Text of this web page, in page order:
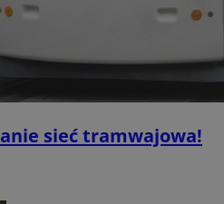
sieć tramwajowa!